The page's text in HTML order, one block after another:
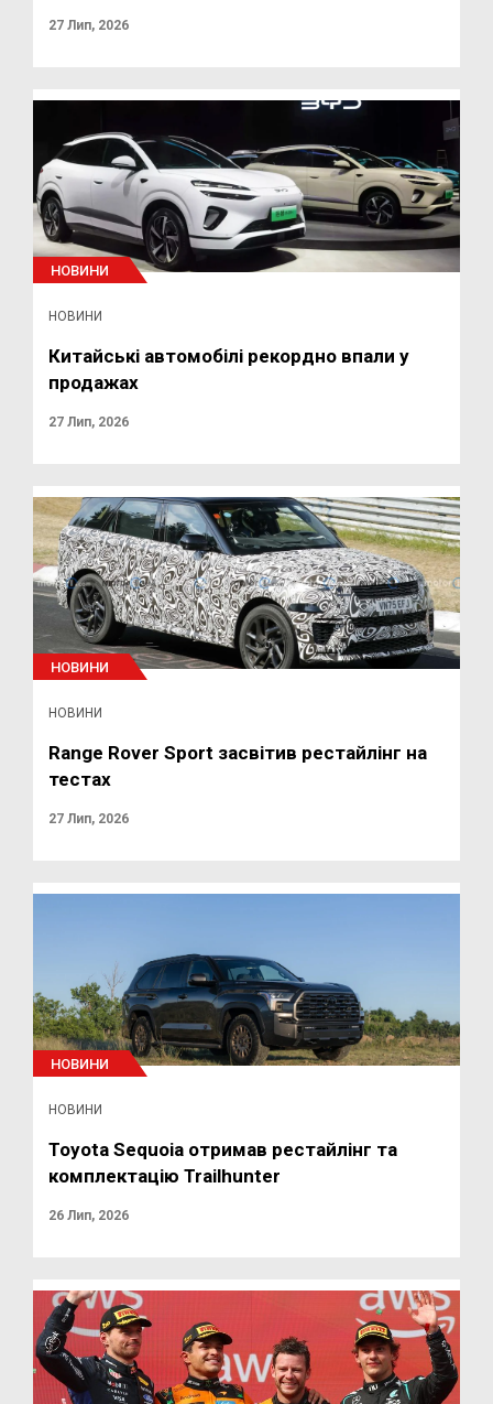
27 Лип, 2026
НОВИНИ
НОВИНИ
Китайські автомобілі рекордно впали у
продажах
27 Лип, 2026
НОВИНИ
НОВИНИ
Range Rover Sport засвітив рестайлінг на
тестах
27 Лип, 2026
НОВИНИ
НОВИНИ
Toyota Sequoia отримав рестайлінг та
комплектацію Trailhunter
26 Лип, 2026